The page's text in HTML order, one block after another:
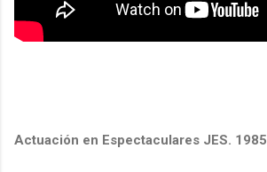
Actuación en Espectaculares JES. 1985